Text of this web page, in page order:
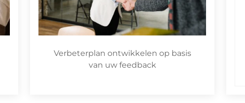
Verbeterplan ontwikkelen op basis
van uw feedback